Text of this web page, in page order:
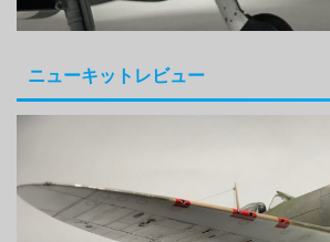
ニューキットレビュー